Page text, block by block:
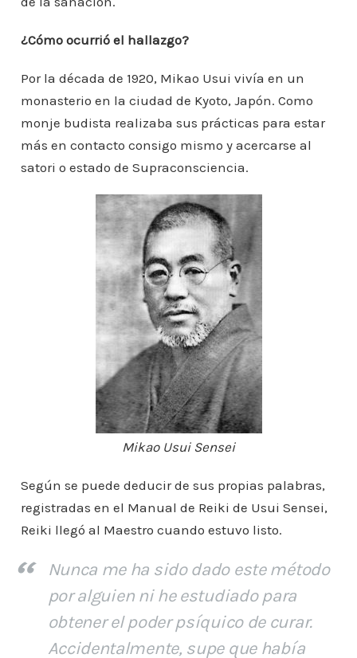
¿Cómo ocurrió el hallazgo?
Por la década de 1920, Mikao Usui vivía en un
monasterio en la ciudad de Kyoto, Japón. Como
monje budista realizaba sus prácticas para estar
más en contacto consigo mismo y acercarse al
satori o estado de Supraconsciencia.
Mikao Usui Sensei
Según se puede deducir de sus propias palabras,
registradas en el Manual de Reiki de Usui Sensei,
Reiki llegó al Maestro cuando estuvo listo.
Nunca me ha sido dado este método
por alguien ni he estudiado para
obtener el poder psíquico de curar.
Accidentalmente, supe que había